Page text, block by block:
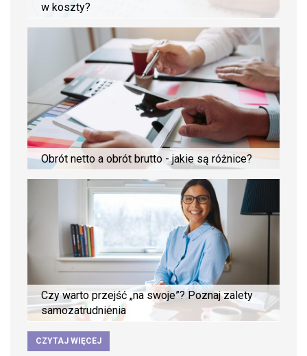
w koszty?
Obrót netto a obrót brutto - jakie są różnice?
Czy warto przejść „na swoje”? Poznaj zalety
samozatrudnienia
CZYTAJ WIĘCEJ